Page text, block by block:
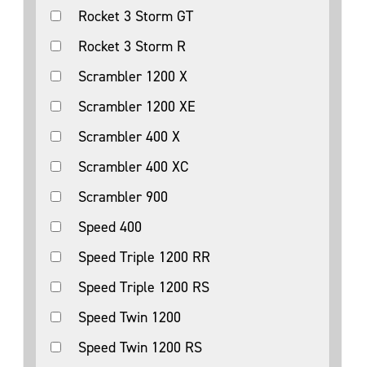
Rocket 3 Storm GT
Rocket 3 Storm R
Scrambler 1200 X
Scrambler 1200 XE
Scrambler 400 X
Scrambler 400 XC
Scrambler 900
Speed 400
Speed Triple 1200 RR
Speed Triple 1200 RS
Speed Twin 1200
Speed Twin 1200 RS